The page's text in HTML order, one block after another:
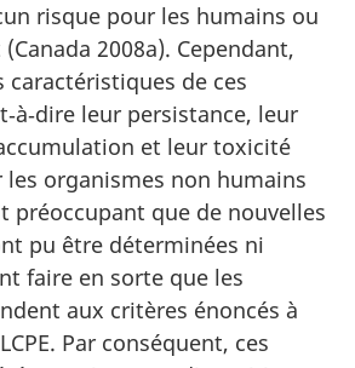
risque pour les humains ou
2008a). Cependant,
caractéristiques de ces
leur persistance, leur
et leur toxicité
organismes non humains
préoccupant que de nouvelles
pu être déterminées ni
faire en sorte que les
aux critères énoncés à
Par conséquent, ces